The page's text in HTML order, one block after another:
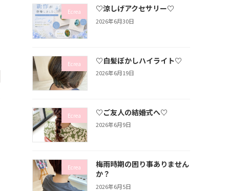
Ecrea ♡涼しげアクセサリー♡
2026年6月30日
Ecrea ♡白髪ぼかしハイライト♡
2026年6月19日
Ecrea ♡ご友人の結婚式へ♡
2026年6月9日
Ecrea
梅雨時期の困り事ありません
か？
2026年6月5日